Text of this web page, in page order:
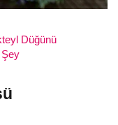
Düğünü